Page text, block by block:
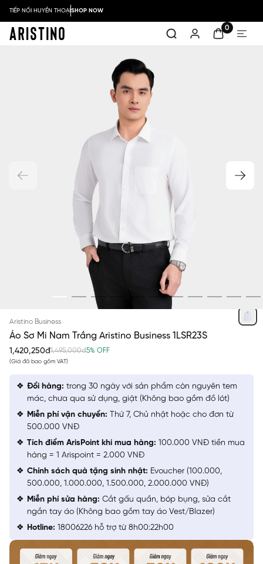
TIẾP NỐI HUYỀN THOẠISHOP NOW
0
Aristino Business
Áo Sơ Mi Nam Trắng Aristino Business 1LSR23S
1,420,250đ1,495,000đ5% OFF
(Giá đã bao gồm VAT)
Đổi hàng: trong 30 ngày với sản phẩm còn nguyên tem
mác, chưa qua sử dụng, giặt (Không bao gồm đồ lót)
Miễn phí vận chuyển: Thứ 7, Chủ nhật hoặc cho đơn từ
500.000 VNĐ
Tích điểm ArisPoint khi mua hàng: 100.000 VNĐ tiền mua
hàng = 1 Arispoint = 2.000 VNĐ
Chính sách quà tặng sinh nhật: Evoucher (100.000,
500.000, 1.000.000, 1.500.000, 2.000.000 VNĐ)
Miễn phí sửa hàng: Cắt gấu quần, bóp bụng, sửa cắt
ngắn tay áo (Không bao gồm tay áo Vest/Blazer)
Hotline: 18006226 hỗ trợ từ 8h00:22h00